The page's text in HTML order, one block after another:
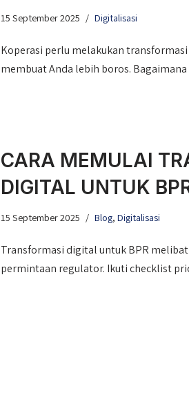
15 September 2025 Digitalisasi
Koperasi perlu melakukan
membuat Anda lebih boros. Bagaimana
CARA MEMULAI
DIGITAL UNTUK
15 September 2025 Blog, Digitalisasi
Transformasi digital untuk BPR
permintaan regulator. Ikuti checklist